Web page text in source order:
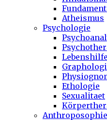
Atheismus
Psychologie
Lebenshilfe
Ethologie
Sexualitaet
Anthroposophie